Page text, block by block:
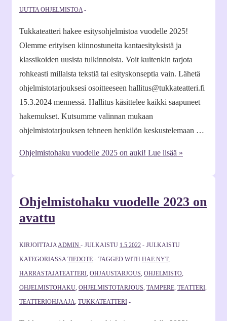
UUTTA OHJELMISTOA
Tukkateatteri hakee esitysohjelmistoa vuodelle 2025!
Olemme erityisen kiinnostuneita kantaesityksistä ja
klassikoiden uusista tulkinnoista. Voit kuitenkin tarjota
rohkeasti millaista tekstiä tai esityskonseptia vain. Lähetä
ohjelmistotarjouksesi osoitteeseen hallitus@tukkateatteri.fi
15.3.2024 mennessä. Hallitus käsittelee kaikki saapuneet
hakemukset. Kutsumme valinnan mukaan
ohjelmistotarjouksen tehneen henkilön keskustelemaan …
Ohjelmistohaku vuodelle 2025 on auki! Lue lisää »
Ohjelmistohaku vuodelle 2023 on
avattu
KIRJOITTAJA ADMIN JULKAISTU 1.5.2022
JULKAISTU
KATEGORIASSA TIEDOTE TAGGED WITH HAE NYT,
HARRASTAJATEATTERI OHJAUSTARJOUS OHJELMISTO
OHJELMISTOHAKU OHJELMISTOTARJOUS TAMPERE TEATTERI
TEATTERIOHJAAJA TUKKATEATTERI